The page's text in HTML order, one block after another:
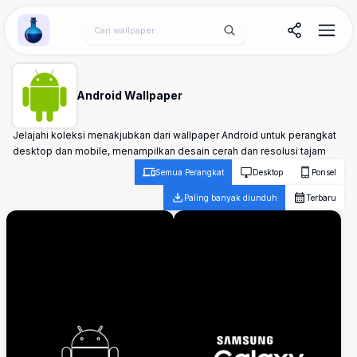
Wallpaper Alchemy
Android Wallpaper
Jelajahi koleksi menakjubkan dari wallpaper Android untuk perangkat
desktop dan mobile, menampilkan desain cerah dan resolusi tajam
Semua Perangkat Desktop Ponsel
Paling banyak diunduh Terbaru